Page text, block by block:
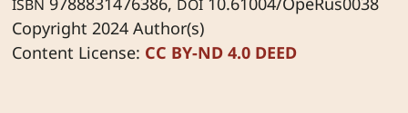
ISBN DOI
Copyright 2024 Author(s)
Content License: CC BY-ND 4.0 DEED